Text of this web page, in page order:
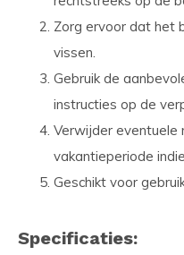
Zorg ervoor dat het
vissen.
Gebruik de
instructies op de
Verwijder eventuele
vakantieperiode
Geschikt voor
Specificaties: